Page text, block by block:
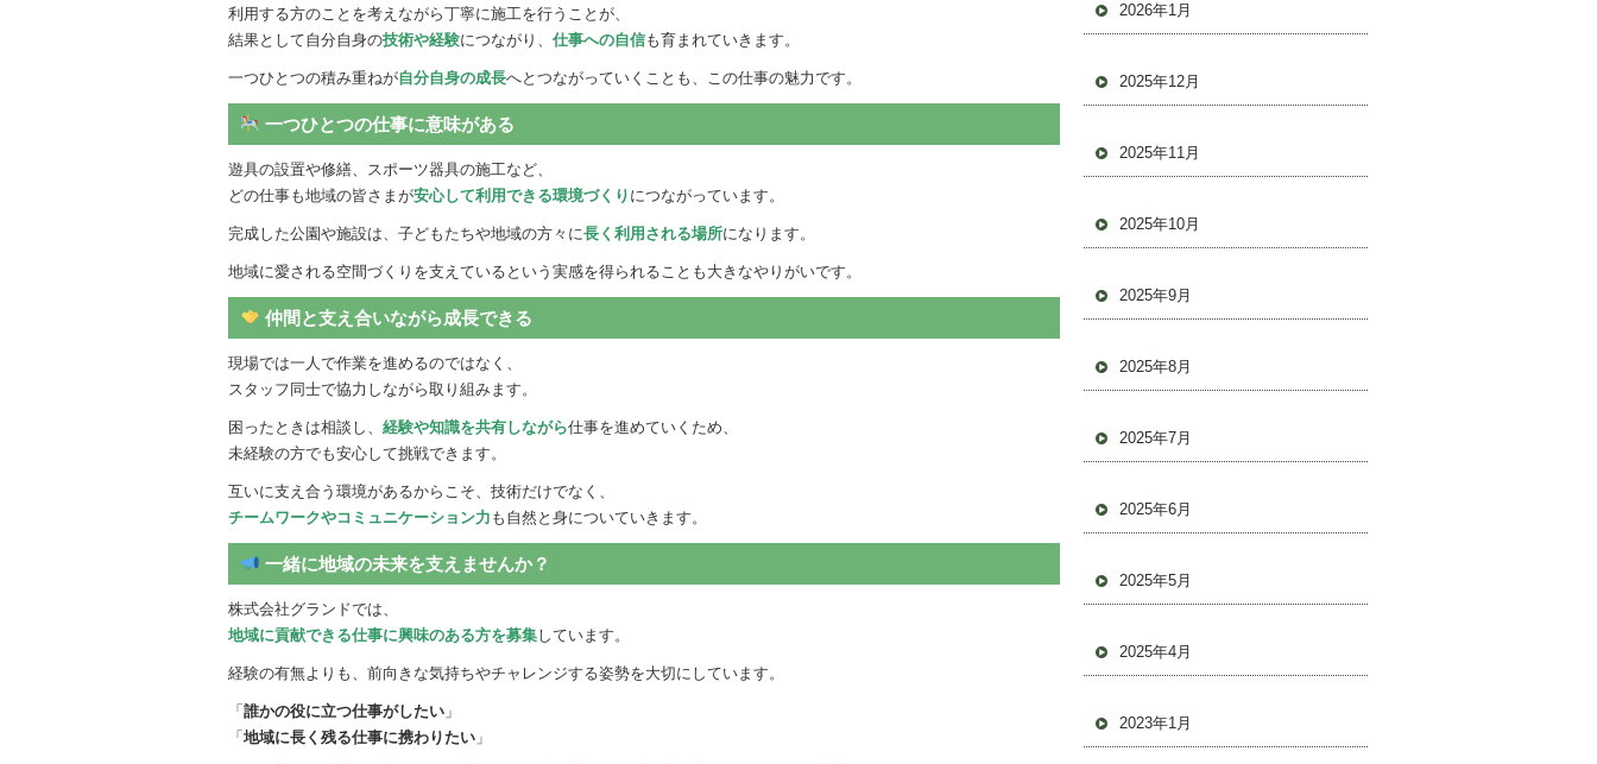
利用する方のことを考えながら丁寧に施工を行うことが、
結果として自分自身の技術や経験につながり、 仕事への自信も育まれていきます。
一つひとつの積み重ねが自分自身の成長へとつながっていくことも、この仕事の魅力です。
一つひとつの仕事に意味がある
遊具の設置や修繕、スポーツ器具の施工など、
どの仕事も地域の皆さまが安心して利用できる環境づくり につながっています。
完成した公園や施設は、子どもたちや地域の方々に長く利用される場所になります。
地域に愛される空間づくりを支えているという実感を得られることも大きなやりがいです。
仲間と支え合いながら成長できる
現場では一人で作業を進めるのではなく、
スタッフ同士で協力しながら取り組みます。
困ったときは相談し、 経験や知識を共有しながら仕事を進めていくため、
未経験の方でも安心して挑戦できます。
互いに支え合う環境があるからこそ、技術だけでなく、
チームワークやコミュニケーション力 も自然と身についていきます。
一緒に地域の未来を支えませんか？
株式会社グランドでは、
地域に貢献できる仕事に興味のある方を募集しています。
経験の有無よりも、前向きな気持ちやチャレンジする姿勢を大切にしています。
「 誰かの役に立つ仕事がしたい 」
「 地域に長く残る仕事に携わりたい 」
2026年1月
2025年12月
2025年11月
2025年10月
2025年9月
2025年8月
2025年7月
2025年6月
2025年5月
2025年4月
2023年1月